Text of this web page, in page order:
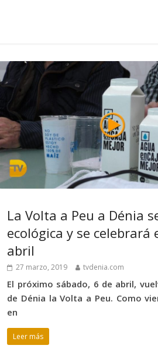
La Volta a Peu a Dénia
ecológica y se celebrará
abril
27 marzo, 2019 tvdenia.com
El próximo sábado, 6 de abril,
de Dénia la Volta a Peu. Como
en
Leer más